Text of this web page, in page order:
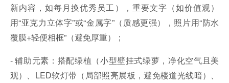
新内容，如每月换优秀员工），重要文字（如价值观）
用“亚克力立体字”或“金属字”（质感更强），照片用“防水
覆膜+轻便相框”（避免厚重）；
- 辅助元素：搭配绿植（小型壁挂式绿萝，净化空气且美
观）、LED软灯带（局部照亮展板，避免楼道光线暗）、